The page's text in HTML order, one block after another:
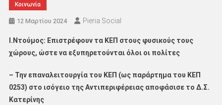
Κοινωνία
12 Μαρτίου 2024 Pieria Social
Ι.Ντούμος: Επιστρέφουν τα ΚΕΠ στους φυσικούς τους
χώρους, ώστε να εξυπηρετούνται όλοι οι πολίτες
– Την επαναλειτουργία του ΚΕΠ (ως παράρτημα του ΚΕΠ
0253) στο ισόγειο της Αντιπεριφέρειας αποφάσισε το Δ.Σ.
Κατερίνης